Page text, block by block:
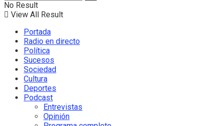
No Result
View All Result
Portada
Radio en directo
Política
Sucesos
Sociedad
Cultura
Deportes
Podcast
Entrevistas
Opinión